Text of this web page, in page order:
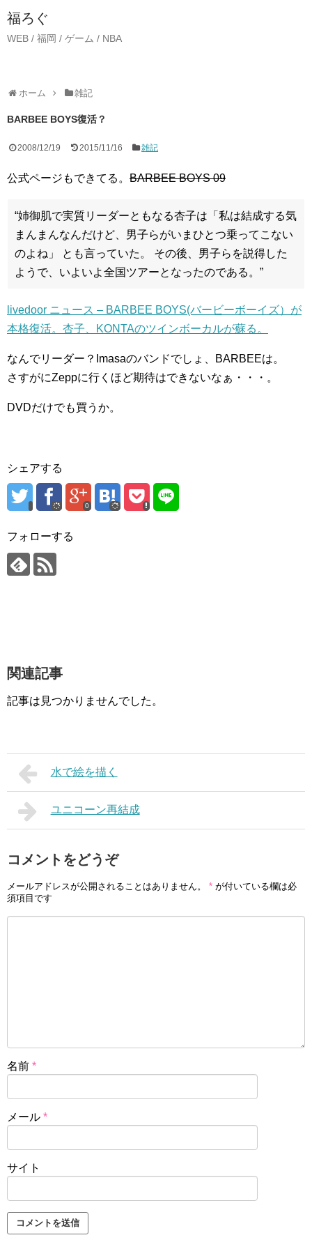
福ろぐ
WEB / 福岡 / ゲーム / NBA
ホーム 雑記
BARBEE BOYS復活？
2008/12/19 2015/11/16 雑記
公式ページもできてる。 BARBEE BOYS 09
“姉御肌で実質リーダーともなる杏子は「私は結成する気
まんまんなんだけど、男子らがいまひとつ乗ってこない
のよね」 とも言っていた。 その後、男子らを説得した
ようで、いよいよ全国ツアーとなったのである。”
livedoor ニュース – BARBEE BOYS(バービーボーイズ）が
本格復活。杏子、KONTAのツインボーカルが蘇る。
なんでリーダー？Imasaのバンドでしょ、BARBEEは。
さすがにZeppに行くほど期待はできないなぁ・・・。
DVDだけでも買うか。
シェアする
0
フォローする
関連記事
記事は見つかりませんでした。
水で絵を描く
ユニコーン再結成
コメントをどうぞ
メールアドレスが公開されることはありません。 * が付いている欄は必
須項目です
名前 *
メール *
サイト